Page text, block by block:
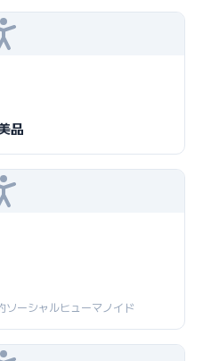
品
ソーシャルヒューマノイド